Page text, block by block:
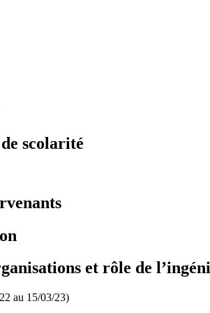
scolarité
et rôle de
au 15/03/23)